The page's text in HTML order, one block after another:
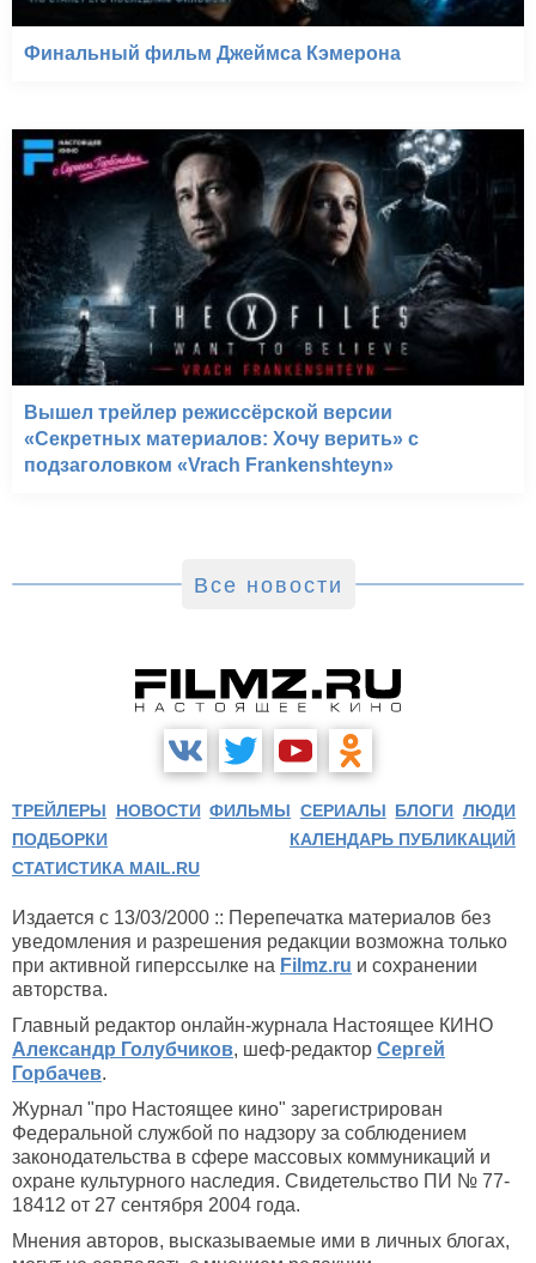
Финальный фильм Джеймса Кэмерона
Вышел трейлер режиссёрской версии
«Секретных материалов: Хочу верить» с
подзаголовком «Vrach Frankenshteyn»
Все новости
ТРЕЙЛЕРЫ НОВОСТИ ФИЛЬМЫ СЕРИАЛЫ БЛОГИ ЛЮДИ
ПОДБОРКИ
КАЛЕНДАРЬ ПУБЛИКАЦИЙ
СТАТИСТИКА MAIL.RU
Издается с 13/03/2000 :: Перепечатка материалов без
уведомления и разрешения редакции возможна только
при активной гиперссылке на Filmz.ru и сохранении
авторства.
Главный редактор онлайн-журнала Настоящее КИНО
Александр Голубчиков, шеф-редактор Сергей
Горбачев.
Журнал "про Настоящее кино" зарегистрирован
Федеральной службой по надзору за соблюдением
законодательства в сфере массовых коммуникаций и
охране культурного наследия. Свидетельство ПИ № 77-
18412 от 27 сентября 2004 года.
Мнения авторов, высказываемые ими в личных блогах,